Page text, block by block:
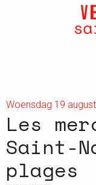
Woensdag 19
Les
Saint-
plages